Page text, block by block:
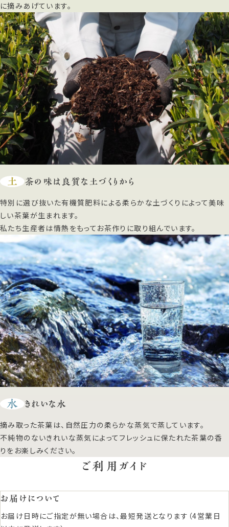
に摘みあげています。
土 茶の味は良質な土づくりから
特別に選び抜いた有機質肥料による柔らかな土づくりによって美味
しい茶葉が生まれます。
私たち生産者は情熱をもってお茶作りに取り組んでいます。
水 きれいな水
摘み取った茶葉は、自然圧力の柔らかな蒸気で蒸しています。
不純物のないきれいな蒸気によってフレッシュに保たれた茶葉の香
りをお楽しみください。
ご利用ガイド
お届けについて
お届け日時にご指定が無い場合は、最短発送となります（4営業日